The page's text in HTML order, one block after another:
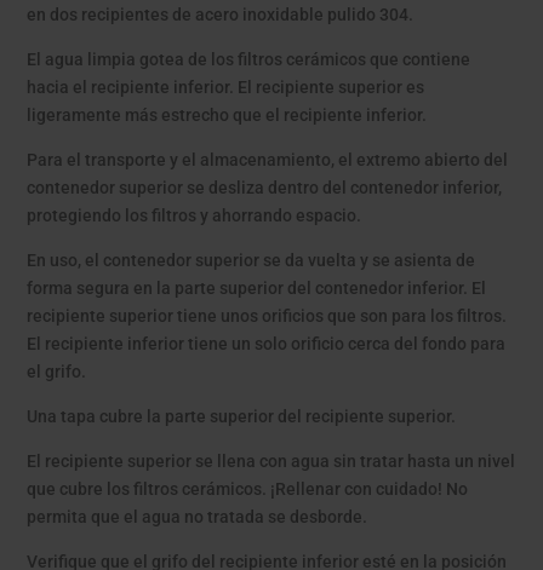
en dos recipientes de acero inoxidable pulido 304.
El agua limpia gotea de los filtros cerámicos que contiene
hacia el recipiente inferior. El recipiente superior es
ligeramente más estrecho que el recipiente inferior.
Para el transporte y el almacenamiento, el extremo abierto del
contenedor superior se desliza dentro del contenedor inferior,
protegiendo los filtros y ahorrando espacio.
En uso, el contenedor superior se da vuelta y se asienta de
forma segura en la parte superior del contenedor inferior. El
recipiente superior tiene unos orificios que son para los filtros.
El recipiente inferior tiene un solo orificio cerca del fondo para
el grifo.
Una tapa cubre la parte superior del recipiente superior.
El recipiente superior se llena con agua sin tratar hasta un nivel
que cubre los filtros cerámicos. ¡Rellenar con cuidado! No
permita que el agua no tratada se desborde.
Verifique que el grifo del recipiente inferior esté en la posición